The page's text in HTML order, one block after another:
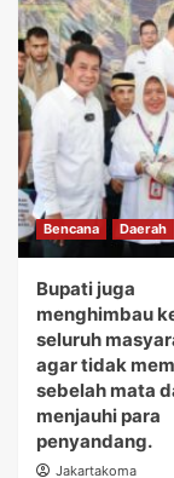
Bencana Daerah
Bupati juga
menghimbau
seluruh
agar tidak
sebelah mata
menjauhi para
penyandang.
Jakartakoma